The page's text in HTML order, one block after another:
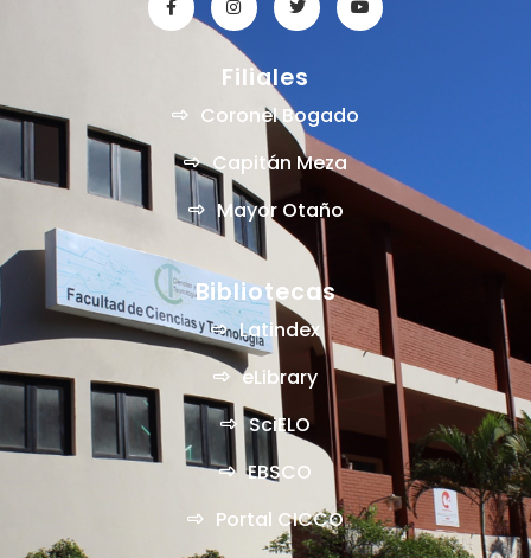
Filiales
Coronel Bogado
Capitán Meza
Mayor Otaño
Bibliotecas
Latindex
eLibrary
SciELO
EBSCO
Portal CICCO